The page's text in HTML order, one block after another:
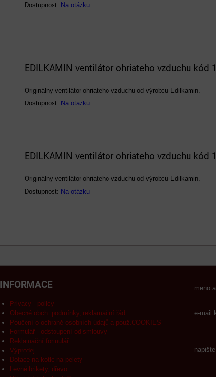
Dostupnost: Na otázku
EDILKAMIN ventilátor ohriateho vzduchu kód
Originálny ventilátor ohriateho vzduchu od výrobcu Edilkamin.
Dostupnost: Na otázku
EDILKAMIN ventilátor ohriateho vzduchu kód
Originálny ventilátor ohriateho vzduchu od výrobcu Edilkamin.
Dostupnost: Na otázku
INFORMACE
Privacy - policy
Obecné obch. podmínky, reklamační řád
Poučení o ochraně osobních údajů a použ.COOKIES
Formulář - odstoupení od smlouvy
Reklamační formulář
Výprodej
Dotace na kotle na pelety
Levné brikety, dřevo
meno
e-mail